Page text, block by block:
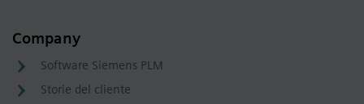
Company
Software Siemens PLM
Storie del cliente